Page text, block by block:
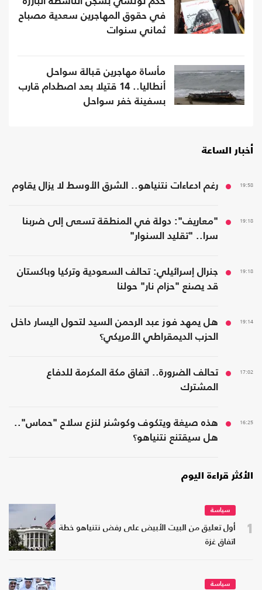
في حقوق المهاجرين سعدية مصباح
ثماني سنوات
مأساة مهاجرين قبالة سواحل
أنطاليا.. 14 قتيلا بعد اصطدام قارب
بسفينة خفر سواحل
أخبار الساعة
19:58 رغم ادعاءات نتنياهو.. الشرق الأوسط لا يزال يقاوم
19:18
"معاريف": دولة في المنطقة تسعى إلى ضربنا
سرا.. "تقليد السنوار"
19:18
جنرال إسرائيلي: تحالف السعودية وتركيا وباكستان
قد يصنع "حزام نار" حولنا
19:14
هل يمهد فوز عبد الرحمن السيد لتحول اليسار داخل
الحزب الديمقراطي الأمريكي؟
17:02
تحالف الضرورة.. اتفاق مكة المكرمة للدفاع
المشترك
16:25
هذه صيغة ويتكوف وكوشنر لنزع سلاح "حماس"..
هل سيقتنع نتنياهو؟
الأكثر قراءة اليوم
1
سياسة
أول تعليق من البيت الأبيض على رفض نتنياهو خطة
اتفاق غزة
سياسة